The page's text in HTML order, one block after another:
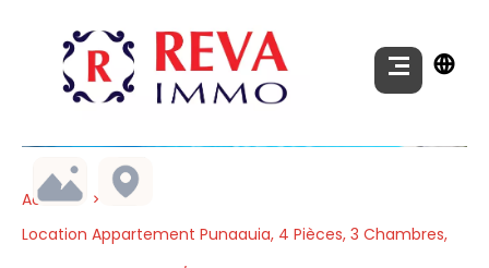
Accueil
Location Appartement Punaauia, 4 Pièces, 3 Chambres,